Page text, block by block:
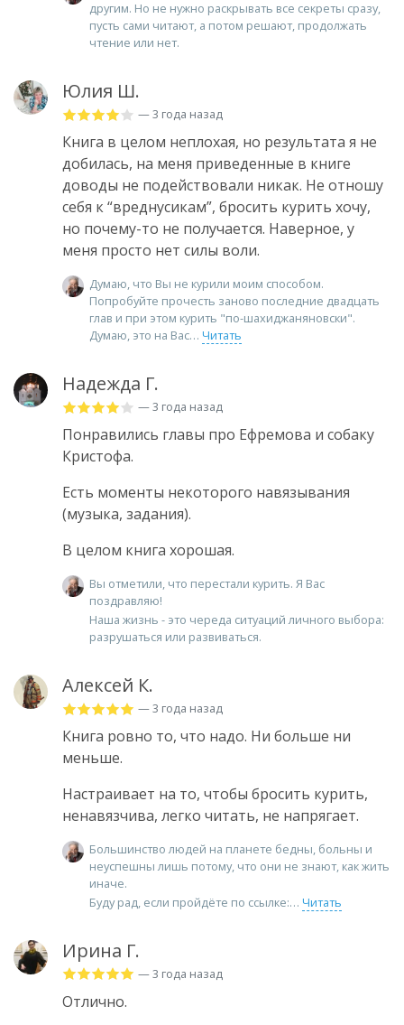
другим. Но не нужно раскрывать все секреты сразу,
пусть сами читают, а потом решают, продолжать
чтение или нет.
Юлия Ш.
— 3 года назад
Книга в целом неплохая, но результата я не
добилась, на меня приведенные в книге
доводы не подействовали никак. Не отношу
себя к “вреднусикам”, бросить курить хочу,
но почему-то не получается. Наверное, у
меня просто нет силы воли.
Думаю, что Вы не курили моим способом.
Попробуйте прочесть заново последние двадцать
глав и при этом курить "по-шахиджаняновски".
Думаю, это на Вас
Читать
Надежда Г.
— 3 года назад
Понравились главы про Ефремова и собаку
Кристофа.
Есть моменты некоторого навязывания
(музыка, задания).
В целом книга хорошая.
Вы отметили, что перестали курить. Я Вас
поздравляю!
Наша жизнь - это череда ситуаций личного выбора:
разрушаться или развиваться.
Алексей К.
— 3 года назад
Книга ровно то, что надо. Ни больше ни
меньше.
Настраивает на то, чтобы бросить курить,
ненавязчива, легко читать, не напрягает.
Большинство людей на планете бедны, больны и
неуспешны лишь потому, что они не знают, как жить
иначе.
Буду рад, если пройдёте по ссылке:
Читать
Ирина Г.
— 3 года назад
Отлично.